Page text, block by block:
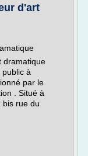
d'art
dramatique
à
par le
. Situé à
rue du